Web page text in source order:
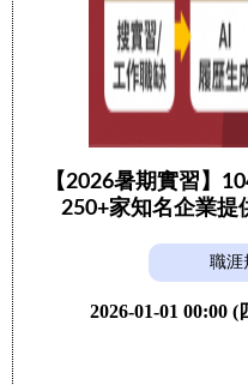
【2026暑期實習】
250+家知名企業提
職涯
2026-01-01 00:00 (